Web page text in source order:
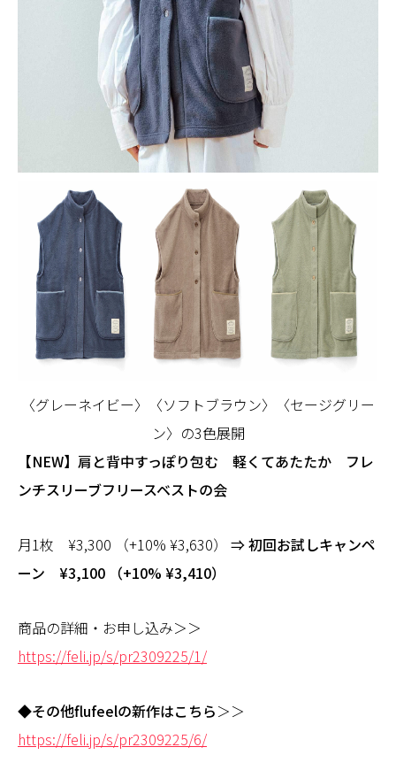
〈グレーネイビー〉〈ソフトブラウン〉〈セージグリー
ン〉の3色展開
【NEW】肩と背中すっぽり包む 軽くてあたたか フレ
ンチスリーブフリースベストの会
月1枚 ¥3,300 （+10% ¥3,630） ⇒ 初回お試しキャンペ
ーン ¥3,100 （+10% ¥3,410）
商品の詳細・お申し込み＞＞
https://feli.jp/s/pr2309225/1/
◆その他flufeelの新作はこちら＞＞
https://feli.jp/s/pr2309225/6/